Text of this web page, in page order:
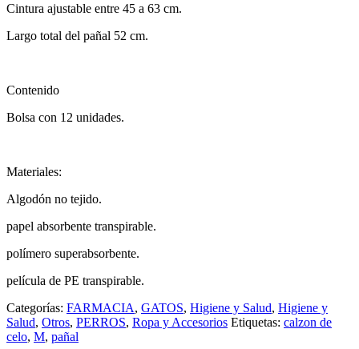
Cintura ajustable entre 45 a 63 cm.
Largo total del pañal 52 cm.
Contenido
Bolsa con 12 unidades.
Materiales:
Algodón no tejido.
papel absorbente transpirable.
polímero superabsorbente.
película de PE transpirable.
Categorías: FARMACIA, GATOS, Higiene y Salud, Higiene y
Salud, Otros, PERROS, Ropa y Accesorios Etiquetas: calzon de
celo, M, pañal